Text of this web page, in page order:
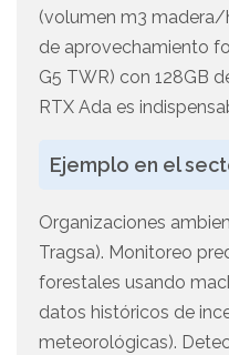
(volumen m3 madera/
de aprovechamiento
G5 TWR) con 128GB
RTX Ada es
Ejemplo en el
Organizaciones
Tragsa). Monitoreo
forestales usando
datos históricos de
meteorológicas).